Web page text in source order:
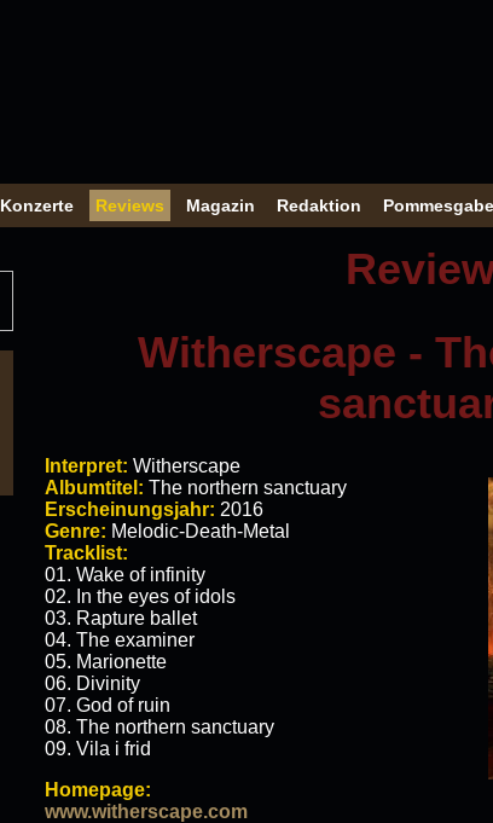
Konzerte Reviews Magazin Redaktion
Witherscape -
Interpret: Witherscape
Albumtitel: The northern sanctuary
Erscheinungsjahr: 2016
Genre: Melodic-Death-Metal
Tracklist:
01. Wake of infinity
02. In the eyes of idols
03. Rapture ballet
04. The examiner
05. Marionette
06. Divinity
07. God of ruin
08. The northern sanctuary
09. Vila i frid
Homepage:
www.witherscape.com